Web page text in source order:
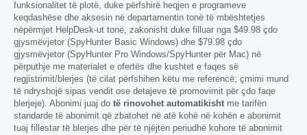
funksionalitet të plotë, duke përfshirë heqjen e programeve
keqdashëse dhe aksesin në departamentin tonë të mbështetjes
nëpërmjet HelpDesk-ut tonë, zakonisht duke filluar nga $49.98 çdo
gjysmëvjetor (SpyHunter Basic Windows) dhe $79.98 çdo
gjysmëvjetor (SpyHunter Pro Windows/SpyHunter për Mac) në
përputhje me materialet e ofertës dhe kushtet e faqes së
regjistrimit/blerjes (të cilat përfshihen këtu me referencë; çmimi mund
të ndryshojë sipas vendit ose detajeve të promovimit për çdo faqe
blerjeje). Abonimi juaj do të rinovohet automatikisht me tarifën
standarde të abonimit që zbatohet në atë kohë në kohën e abonimit
tuaj fillestar të blerjes dhe për të njëjtën periudhë kohore të abonimit